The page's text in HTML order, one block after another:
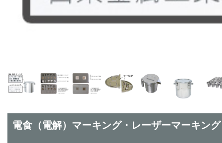
電食（電解）マーキング・レーザーマーキング